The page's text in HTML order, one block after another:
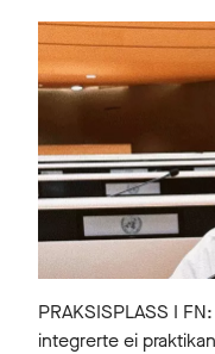
PRAKSISPLASS I
integrerte ei